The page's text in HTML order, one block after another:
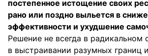
постепенное истощение своих
рано или поздно выльется в
эффективности и ухудшение
Решение не всегда в радикальном
в выстраивании разумных границ